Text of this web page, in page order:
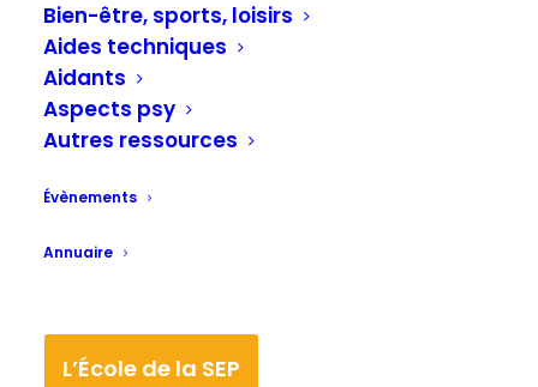
Bien-être, sports, loisirs
Aides techniques
Aidants
Aspects psy
Autres ressources
Évènements
Annuaire
L’École de la SEP
Dernières Actualités,Cognitifs
Kawasep à thème 27 janvier 2023 - Les
troubles cognitifs liés à la SEP. Le Dr
Bruno Lenne,…
Douleurs, Spasticité